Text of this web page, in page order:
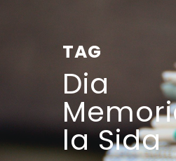
TAG
Dia
la Sida